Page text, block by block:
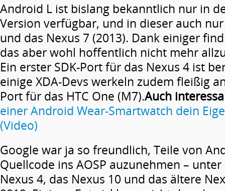
Android L ist bislang bekanntlich nur in
Version verfügbar, und in dieser auch
und das Nexus 7 (2013). Dank einiger
das aber wohl hoffentlich nicht mehr
Ein erster SDK-Port für das Nexus 4 ist
einige XDA-Devs werkeln zudem fleißig
Port für das HTC One (M7).Auch
einer Android Wear-Smartwatch dein
(Video)
Google war ja so freundlich, Teile von
Quellcode ins AOSP auzunehmen –
Nexus 4, das Nexus 10 und das ältere